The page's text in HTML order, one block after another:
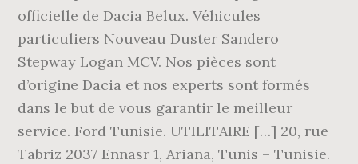
officielle de Dacia Belux. Véhicules
particuliers Nouveau Duster Sandero
Stepway Logan MCV. Nos pièces sont
d’origine Dacia et nos experts sont formés
dans le but de vous garantir le meilleur
service. Ford Tunisie. UTILITAIRE […] 20, rue
Tabriz 2037 Ennasr 1, Ariana, Tunis – Tunisie.